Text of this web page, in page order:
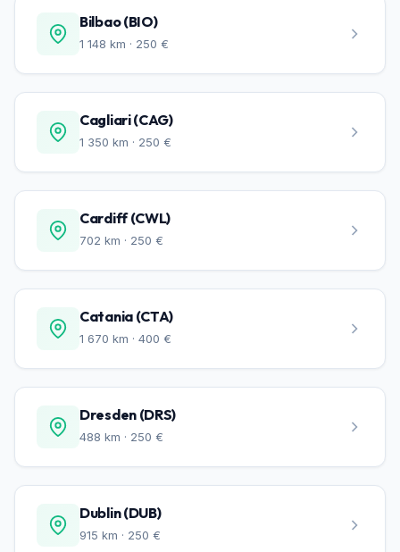
Bilbao (BIO)
1 148 km · 250 €
Cagliari (CAG)
1 350 km · 250 €
Cardiff (CWL)
702 km · 250 €
Catania (CTA)
1 670 km · 400 €
Dresden (DRS)
488 km · 250 €
Dublin (DUB)
915 km · 250 €